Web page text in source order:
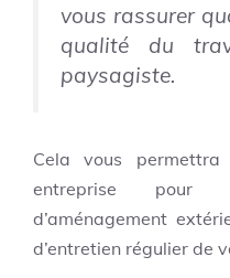
vous rassurer
qualité du
paysagiste.
Cela vous
entreprise pour
d’aménagement
d’entretien régulier de